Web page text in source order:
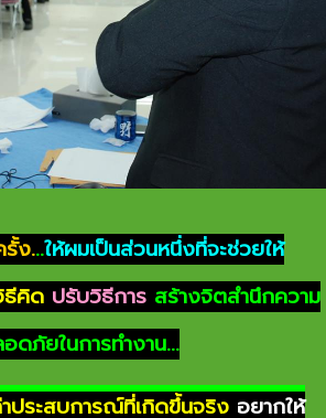
ง...ให้ผมเป็นส่วนหนึ่งที่จะช่วยให้
ธีคิด ปรับวิธีการสร้างจิตสำนึกความ
ดภัยในการทำงาน...
าประสบการณ์ที่เกิดขึ้นจริง อยากให้